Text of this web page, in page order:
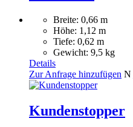
Breite: 0,66 m
Höhe: 1,12 m
Tiefe: 0,62 m
Gewicht: 9,5 kg
Details
Zur Anfrage hinzufügen N
Kundenstopper